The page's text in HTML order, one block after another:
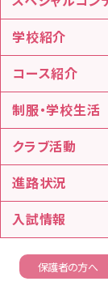
学校紹介
コース紹介
制服・学校生活
クラブ活動
進路状況
入試情報
保護者の方へ